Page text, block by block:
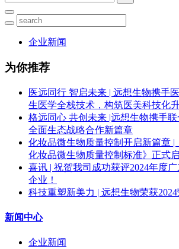
企业新闻
为你推荐
医远同行 智启未来 | 远想生物携手
生医学全栈技术，构筑医美科技化
格远同心 共创未来 |远想生物携手
全面生态战略合作新篇章
化妆品微生物质量控制开启新篇章 |
化妆品微生物质量控制标准》正式
喜讯 | 祝贺我司成功获评2024年度
企业！
科技重塑新美力 | 远想生物荣获
新闻中心
企业新闻